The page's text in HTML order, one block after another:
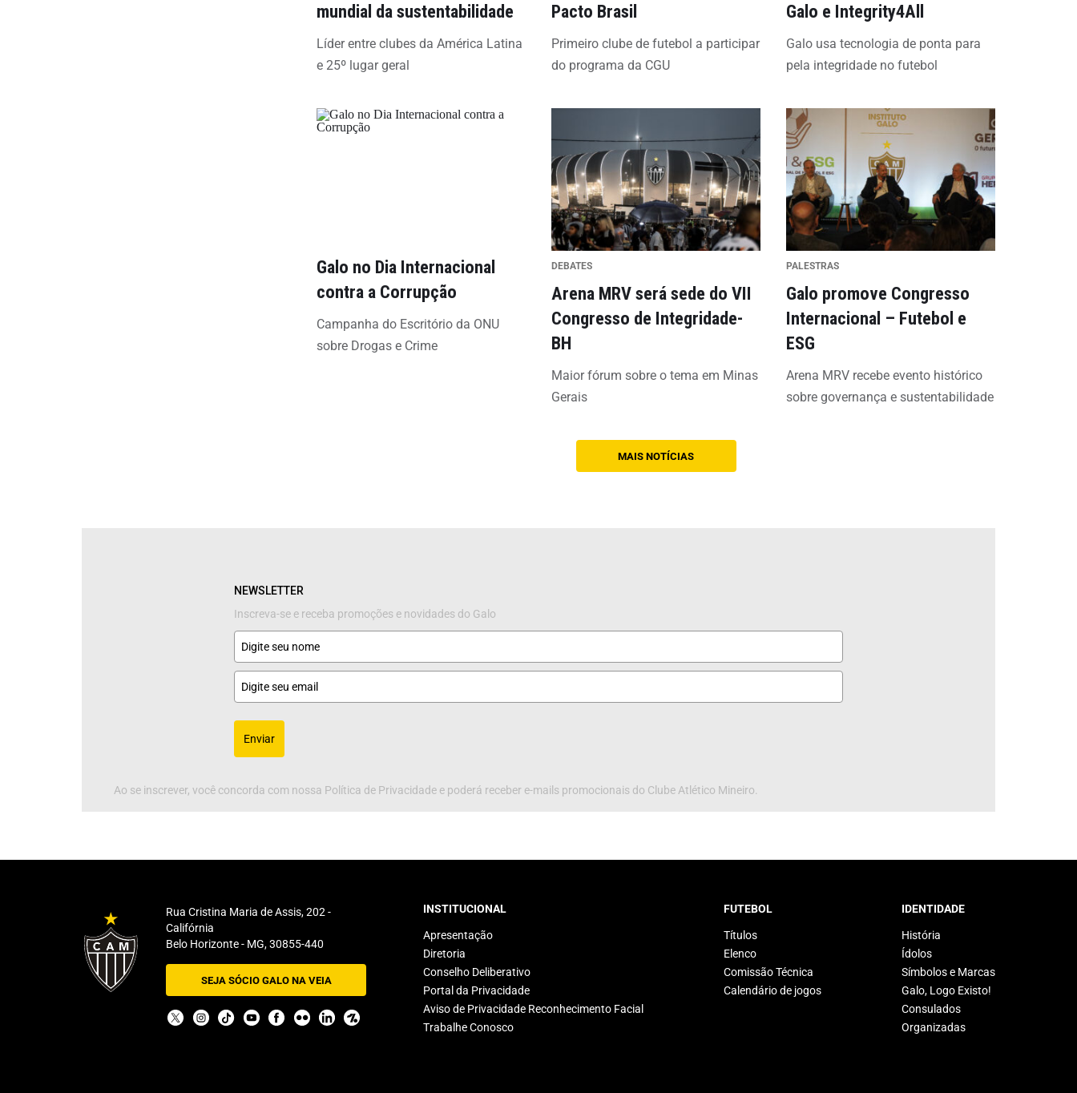
mundial da sustentabilidade
Líder entre clubes da América Latina
e 25º lugar geral
Pacto Brasil
Primeiro clube de futebol a participar
do programa da CGU
Galo e Integrity4All
Galo usa tecnologia de ponta para
pela integridade no futebol
Galo no Dia Internacional
contra a Corrupção
Campanha do Escritório da ONU
sobre Drogas e Crime
DEBATES
Arena MRV será sede do VII
Congresso de Integridade-
BH
Maior fórum sobre o tema em Minas
Gerais
PALESTRAS
Galo promove Congresso
Internacional – Futebol e
ESG
Arena MRV recebe evento histórico
sobre governança e sustentabilidade
MAIS NOTÍCIAS
NEWSLETTER
Inscreva-se e receba promoções e novidades do Galo
Enviar
Ao se inscrever, você concorda com nossa Política de Privacidade e poderá receber e-mails promocionais do Clube Atlético Mineiro.
Rua Cristina Maria de Assis, 202 -
Califórnia
Belo Horizonte - MG, 30855-440
SEJA SÓCIO GALO NA VEIA
INSTITUCIONAL
Apresentação
Diretoria
Conselho Deliberativo
Portal da Privacidade
Aviso de Privacidade Reconhecimento Facial
Trabalhe Conosco
FUTEBOL
Títulos
Elenco
Comissão Técnica
Calendário de jogos
IDENTIDADE
História
Ídolos
Símbolos e Marcas
Galo, Logo Existo!
Consulados
Organizadas